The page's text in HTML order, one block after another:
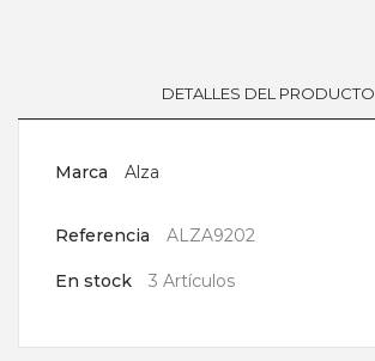
DETALLES DEL PRODUCTO
Marca Alza
Referencia ALZA9202
En stock 3 Artículos